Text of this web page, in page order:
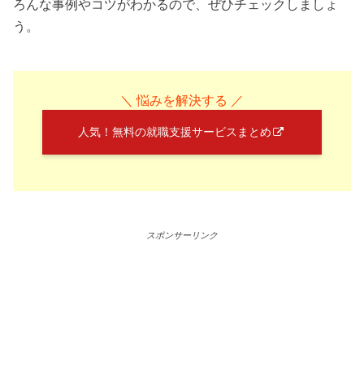
ろんな事例やコツがわかるので、ぜひチェックしましょ
う。
＼ 悩みを解決する ／
人気！無料の就職支援サービスまとめ
スポンサーリンク